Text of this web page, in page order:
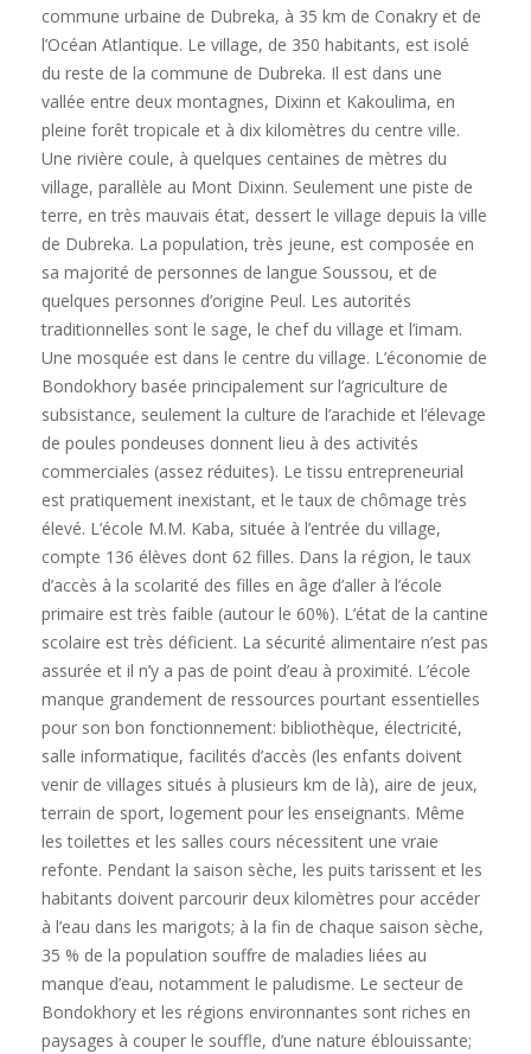
commune urbaine de Dubreka, à 35 km de Conakry et de
l’Océan Atlantique. Le village, de 350 habitants, est isolé
du reste de la commune de Dubreka. Il est dans une
vallée entre deux montagnes, Dixinn et Kakoulima, en
pleine forêt tropicale et à dix kilomètres du centre ville.
Une rivière coule, à quelques centaines de mètres du
village, parallèle au Mont Dixinn. Seulement une piste de
terre, en très mauvais état, dessert le village depuis la ville
de Dubreka. La population, très jeune, est composée en
sa majorité de personnes de langue Soussou, et de
quelques personnes d’origine Peul. Les autorités
traditionnelles sont le sage, le chef du village et l’imam.
Une mosquée est dans le centre du village. L’économie de
Bondokhory basée principalement sur l’agriculture de
subsistance, seulement la culture de l’arachide et l’élevage
de poules pondeuses donnent lieu à des activités
commerciales (assez réduites). Le tissu entrepreneurial
est pratiquement inexistant, et le taux de chômage très
élevé. L’école M.M. Kaba, située à l’entrée du village,
compte 136 élèves dont 62 filles. Dans la région, le taux
d’accès à la scolarité des filles en âge d’aller à l’école
primaire est très faible (autour le 60%). L’état de la cantine
scolaire est très déficient. La sécurité alimentaire n’est pas
assurée et il n’y a pas de point d’eau à proximité. L’école
manque grandement de ressources pourtant essentielles
pour son bon fonctionnement: bibliothèque, électricité,
salle informatique, facilités d’accès (les enfants doivent
venir de villages situés à plusieurs km de là), aire de jeux,
terrain de sport, logement pour les enseignants. Même
les toilettes et les salles cours nécessitent une vraie
refonte. Pendant la saison sèche, les puits tarissent et les
habitants doivent parcourir deux kilomètres pour accéder
à l’eau dans les marigots; à la fin de chaque saison sèche,
35 % de la population souffre de maladies liées au
manque d’eau, notamment le paludisme. Le secteur de
Bondokhory et les régions environnantes sont riches en
paysages à couper le souffle, d’une nature éblouissante;